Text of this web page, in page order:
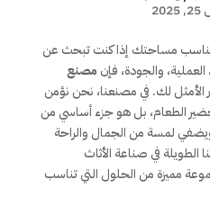
مساحتك إذا كنت تبحث عن
والجودة، فإن مصنع
الأمثل لك. في مصنعنا، نحن نؤمن
الطعام، بل هو جزء أساسي من
لمسة من الجمال والراحة
في صناعة الأثاث
مميزة من الحلول التي تناسب